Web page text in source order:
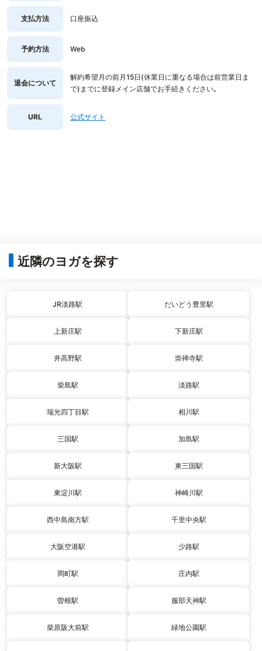
支払方法 口座振込
予約方法 Web
退会について
解約希望月の前月15日(休業日に重なる場合は前営業日ま
で)までに登録メイン店舗でお手続きください｡
URL 公式サイト
近隣のヨガを探す
JR淡路駅 だいどう豊里駅
上新庄駅 下新庄駅
井高野駅 崇禅寺駅
柴島駅 淡路駅
瑞光四丁目駅 相川駅
三国駅 加島駅
新大阪駅 東三国駅
東淀川駅 神崎川駅
西中島南方駅 千里中央駅
大阪空港駅 少路駅
岡町駅 庄内駅
曽根駅 服部天神駅
柴原阪大前駅 緑地公園駅